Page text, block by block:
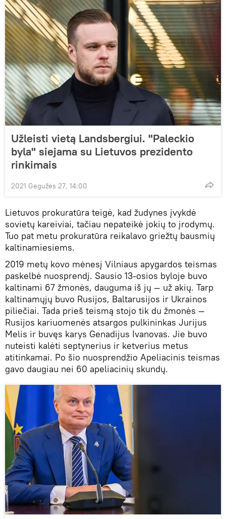
Užleisti vietą Landsbergiui. "Paleckio
byla" siejama su Lietuvos prezidento
rinkimais
2021 Gegužės 27, 14:00
Lietuvos prokuratūra teigė, kad žudynes įvykdė
sovietų kareiviai, tačiau nepateikė jokių to įrodymų.
Tuo pat metu prokuratūra reikalavo griežtų bausmių
kaltinamiesiems.
2019 metų kovo mėnesį Vilniaus apygardos teismas
paskelbė nuosprendį. Sausio 13-osios byloje buvo
kaltinami 67 žmonės, dauguma iš jų — už akių. Tarp
kaltinamųjų buvo Rusijos, Baltarusijos ir Ukrainos
piliečiai. Tada prieš teismą stojo tik du žmonės —
Rusijos kariuomenės atsargos pulkininkas Jurijus
Melis ir buvęs karys Genadijus Ivanovas. Jie buvo
nuteisti kalėti septynerius ir ketverius metus
atitinkamai. Po šio nuosprendžio Apeliacinis teismas
gavo daugiau nei 60 apeliacinių skundų.